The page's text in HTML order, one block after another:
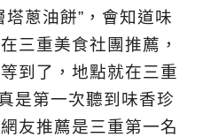
蔥油餅”，會知道味
三重美食社團推薦，
到了，地點就在三重
是第一次聽到味香珍
友推薦是三重第一名